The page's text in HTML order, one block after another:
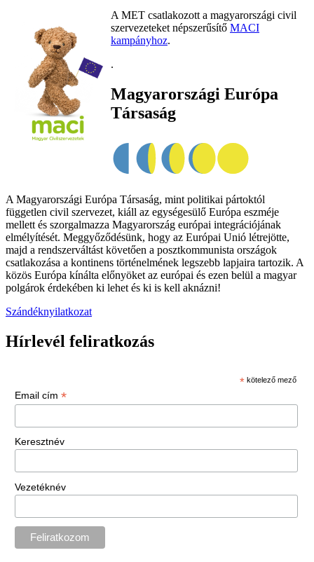
A MET csatlakozott a magyarországi civil
szervezeteket népszerűsítő MACI
kampányhoz.
.
Magyarországi Európa
Társaság
A Magyarországi Európa Társaság, mint politikai pártoktól
független civil szervezet, kiáll az egységesülő Európa eszméje
mellett és szorgalmazza Magyarország európai integrációjának
elmélyítését. Meggyőződésünk, hogy az Európai Unió létrejötte,
majd a rendszerváltást követően a posztkommunista országok
csatlakozása a kontinens történelmének legszebb lapjaira tartozik. A
közös Európa kínálta előnyöket az európai és ezen belül a magyar
polgárok érdekében ki lehet és ki is kell aknázni!
Szándéknyilatkozat
Hírlevél feliratkozás
* kötelező mező
Email cím *
Keresztnév
Vezetéknév